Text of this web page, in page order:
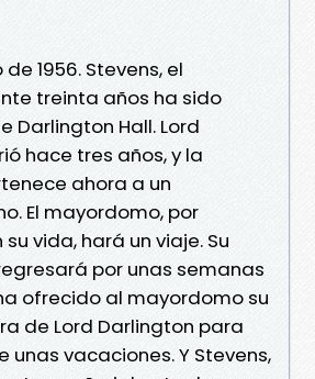
1956. Stevens, el
treinta años ha sido
Darlington Hall. Lord
hace tres años, y la
ahora a un
El mayordomo, por
vida, hará un viaje. Su
por unas semanas
ofrecido al mayordomo su
de Lord Darlington para
unas vacaciones. Y Stevens,